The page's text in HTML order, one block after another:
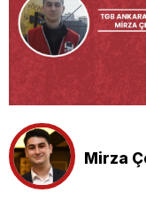
Mirza